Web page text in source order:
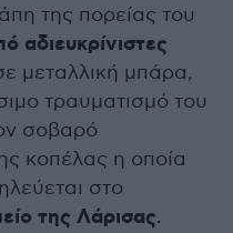
της πορείας του
αδιευκρίνιστες
μεταλλική μπάρα,
τραυματισμό του
σοβαρό
κοπέλας η οποία
στο
της Λάρισας.